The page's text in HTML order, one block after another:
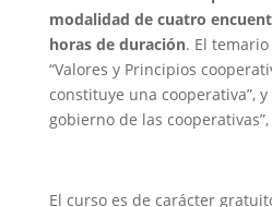
modalidad de cuatro
horas de duración. El
“Valores y Principios
constituye una cooperativa”, y
gobierno de las
El curso es de carácter